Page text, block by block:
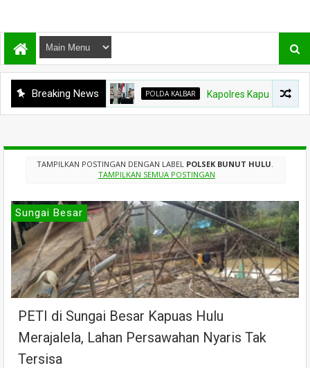
Breaking News POLDA KALBAR Kapolres Kapuas Hulu
TAMPILKAN POSTINGAN DENGAN LABEL POLSEK BUNUT HULU.
TAMPILKAN SEMUA POSTINGAN
Sungai Besar
PETI di Sungai Besar Kapuas Hulu
Merajalela, Lahan Persawahan Nyaris Tak
Tersisa